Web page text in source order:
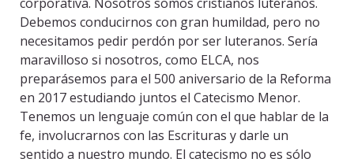
Debemos conducirnos con gran humildad, pero no
necesitamos pedir perdón por ser luteranos. Sería
maravilloso si nosotros, como ELCA, nos
preparásemos para el 500 aniversario de la Reforma
en 2017 estudiando juntos el Catecismo Menor.
Tenemos un lenguaje común con el que hablar de la
fe, involucrarnos con las Escrituras y darle un
sentido a nuestro mundo. El catecismo no es sólo